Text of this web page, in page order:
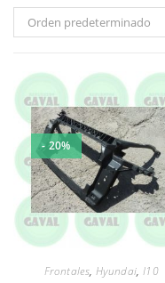
Orden predeterminado
- 20%
Frontales, Hyundai,I10